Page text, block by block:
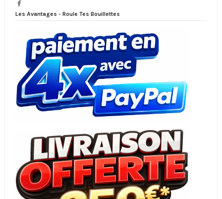
Les Avantages - Roule Tes Bouillettes